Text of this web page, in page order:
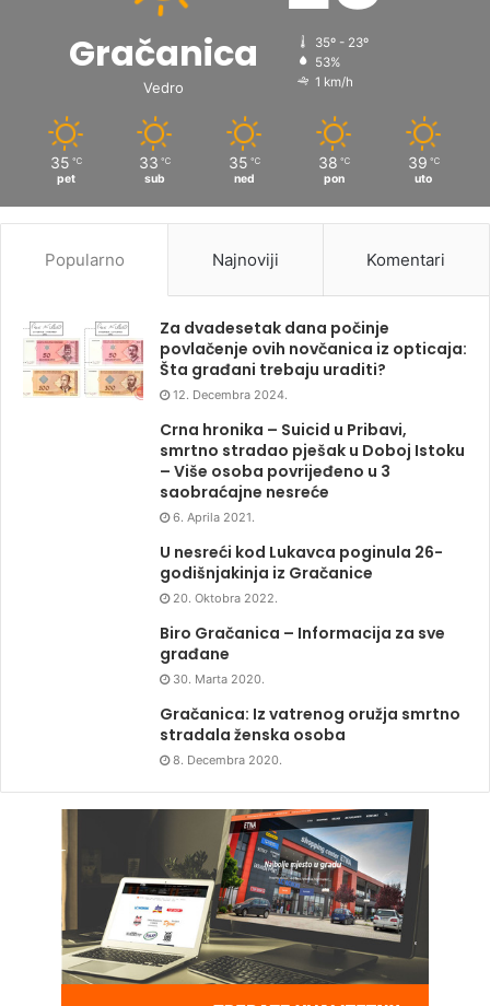
Gračanica
Vedro
35º - 23º
53%
1 km/h
35 ℃
pet
33 ℃
sub
35 ℃
ned
38 ℃
pon
39 ℃
uto
Popularno Najnoviji Komentari
Za dvadesetak dana počinje
povlačenje ovih novčanica iz opticaja:
Šta građani trebaju uraditi?
12. Decembra 2024.
Crna hronika – Suicid u Pribavi,
smrtno stradao pješak u Doboj Istoku
– Više osoba povrijeđeno u 3
saobraćajne nesreće
6. Aprila 2021.
U nesreći kod Lukavca poginula 26-
godišnjakinja iz Gračanice
20. Oktobra 2022.
Biro Gračanica – Informacija za sve
građane
30. Marta 2020.
Gračanica: Iz vatrenog oružja smrtno
stradala ženska osoba
8. Decembra 2020.